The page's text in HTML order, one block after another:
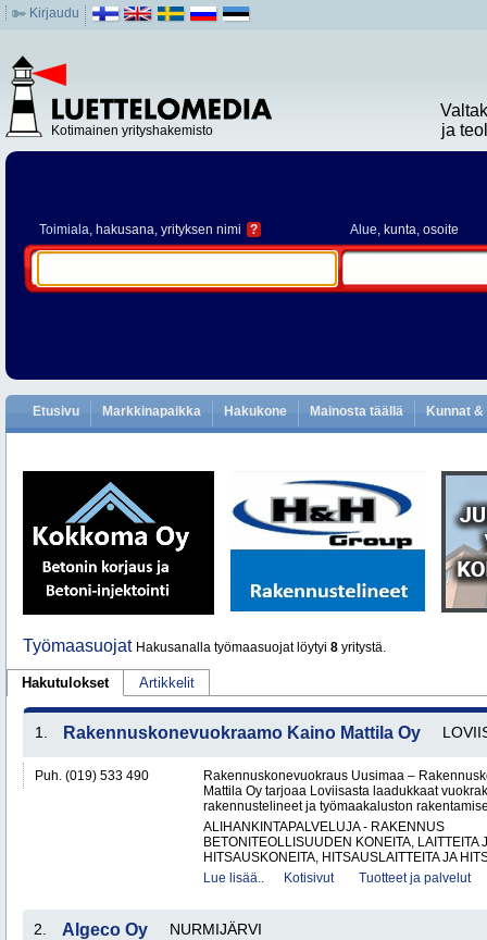
Kirjaudu
Kotimainen yrityshakemisto
ja
Toimiala, hakusana, yrityksen nimi ? Alue, kunta, osoite
Etusivu Markkinapaikka Hakukone Mainosta täällä Kunnat
Työmaasuojat Hakusanalla työmaasuojat löytyi 8 yritystä.
Hakutulokset Artikkelit
1. Rakennuskonevuokraamo Kaino Mattila Oy
Puh. (019) 533 490
Rakennuskonevuokraus Uusimaa –
Mattila Oy tarjoaa Loviisasta laadukkaat
rakennustelineet ja työmaakaluston
ALIHANKINTAPALVELUJA - RAKENNUS
BETONITEOLLISUUDEN KONEITA, LAITTEITA
HITSAUSKONEITA, HITSAUSLAITTEITA JA
Lue lisää..
Kotisivut Tuotteet ja palvelut
2. Algeco Oy NURMIJÄRVI